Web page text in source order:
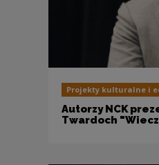
Projekty kulturalne i
Autorzy NCK
Twardoch